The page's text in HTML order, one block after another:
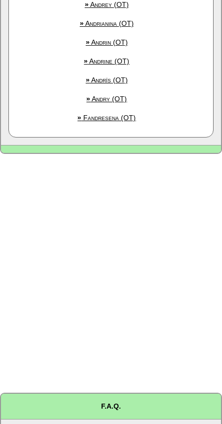
»Andrey (OT)
»Andrianina (OT)
»Andrin (OT)
»Andrine (OT)
»Andrïs (OT)
»Andry (OT)
» Fandresena (OT)
F.A.Q.